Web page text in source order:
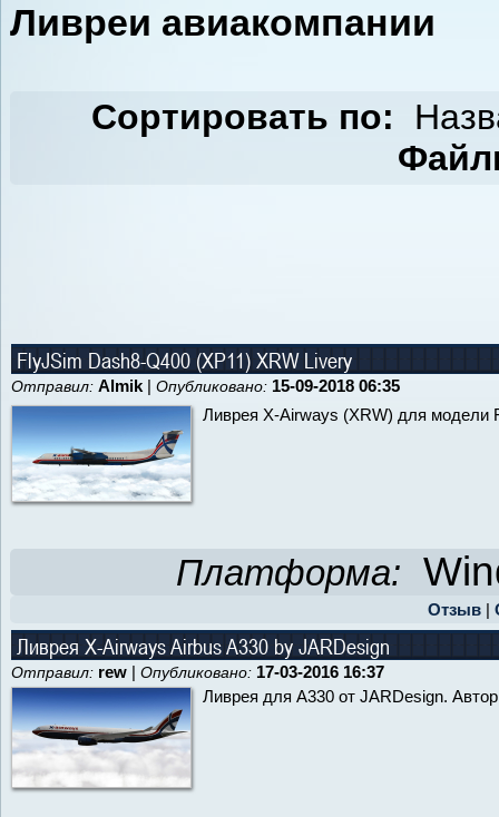
Ливреи авиакомпании
Сортировать по:
FlyJSim Dash8-Q400 (XP11) XRW Livery
Отправил: Almik | Опубликовано: 15-09-2018 06:35
Ливрея X-Airways (XRW) для модели
Платформа:
Отзыв|
Ливрея X-Airways Airbus A330 by JARDesign
Отправил: rew | Опубликовано: 17-03-2016 16:37
Ливрея для А330 от JARDesign.